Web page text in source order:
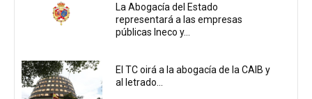
La Abogacía del Estado
representará a las empresas
públicas Ineco y...
El TC oirá a la abogacía de la CAIB y
al letrado...